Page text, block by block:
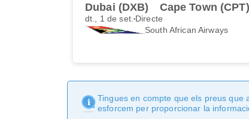
Dubai (DXB) Cape Town (CPT)
dt., 1 de set. Directe
South African Airways
Tingues en compte que els preus que
esforcem per proporcionar la